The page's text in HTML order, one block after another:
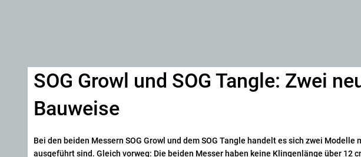
SOG Growl und SOG Tangle: Zwei
Bauweise
Bei den beiden Messern SOG Growl und dem SOG Tangle handelt es sich zwei
ausgeführt sind. Gleich vorweg: Die beiden Messer haben keine Klingenlänge über 12